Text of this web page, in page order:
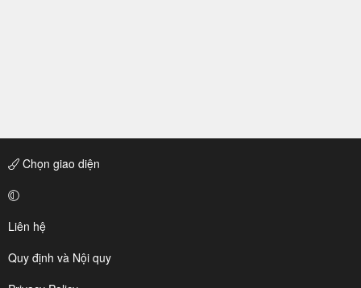
Chọn giao diện
Liên hệ
Quy định và Nội quy